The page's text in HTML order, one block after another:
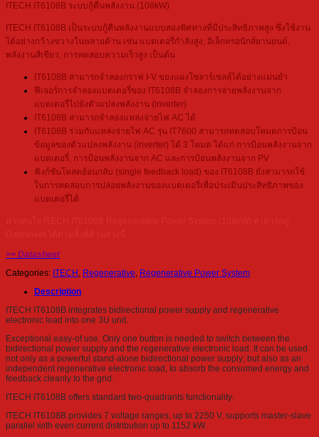
ITECH IT6108B ระบบกู้คืนพลังงาน (108kW)
ITECH IT6108B เป็นระบบกู้คืนพลังงานแบบสองทิศทางที่มีประสิทธิภาพสูง ซึ่งใช้งาน
ได้อย่างกว้างขวางในหลายด้าน เช่น แบตเตอรี่กำลังสูง, อิเล็กทรอนิกส์ยานยนต์,
พลังงานสีเขียว, การทดสอบความเร็วสูง เป็นต้น
IT6108B สามารถจำลองกราฟ I-V ของแผงโซลาร์เซลล์ได้อย่างแม่นยำ
ฟีเจอร์การจำลองแบตเตอรี่ของ IT6108B จำลองการจ่ายพลังงานจาก
แบตเตอรี่ไปยังตัวแปลงพลังงาน (inverter)
IT6108B สามารถจำลองแหล่งจ่ายไฟ AC ได้
IT6108B ร่วมกับแหล่งจ่ายไฟ AC รุ่น IT7600 สามารถทดสอบโหมดการป้อน
ข้อมูลของตัวแปลงพลังงาน (inverter) ได้ 3 โหมด ได้แก่ การป้อนพลังงานจาก
แบตเตอรี่, การป้อนพลังงานจาก AC และการป้อนพลังงานจาก PV
ฟังก์ชันโหลดย้อนกลับ (single feedback load) ของ IT6108B ยังสามารถใช้
ในการทดสอบการปล่อยพลังงานของแบตเตอรี่เพื่อประเมินประสิทธิภาพของ
แบตเตอรี่ได้
>> Datasheet
Categories: ITECH , Regenerative, Regenerative Power System
Description
ITECH IT6108B integrates bidirectional power supply and regenerative
electronic load into one 3U unit.
Exceptional easy-of use. Only one button is needed to switch between the
bidirectional power supply and the regenerative electronic load. It can be used
not only as a powerful stand-alone bidirectional power supply; but also as an
independent regenerative electronic load, to absorb the consumed energy and
feedback cleanly to the grid.
ITECH IT6108B offers standard two-quadrants functionality.
ITECH IT6108B provides 7 voltage ranges, up to 2250 V, supports master-slave
parallel with even current distribution up to 1152 kW.